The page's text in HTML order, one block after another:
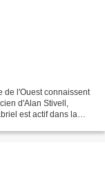
de l'Ouest connaissent
d'Alan Stivell,
est actif dans la